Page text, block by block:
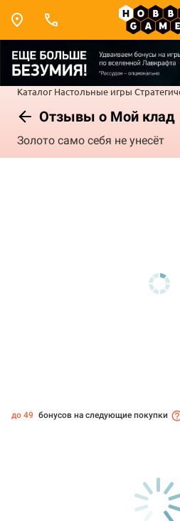
Каталог Настольные игры
Отзывы о Мой клад
Золото само себя не унесёт
до 49 бонусов на следующие покупки